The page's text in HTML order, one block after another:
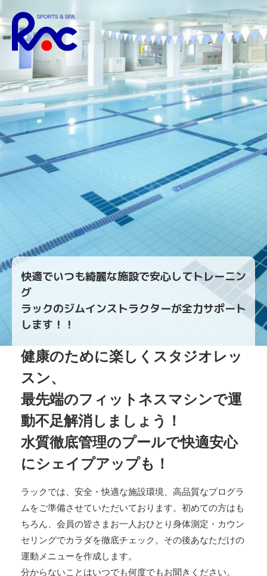
快適でいつも綺麗な施設で安心してトレーニン
グ
ラックのジムインストラクターが全力サポート
します！！
健康のために楽しくスタジオレッ
スン、
最先端のフィットネスマシンで運
動不足解消しましょう！
水質徹底管理のプールで快適安心
にシェイプアップも！
ラックでは、安全・快適な施設環境、高品質なプログラ
ムをご準備させていただいております。初めての方はも
ちろん、会員の皆さまお一人おひとり身体測定・カウン
セリングでカラダを徹底チェック。その後あなただけの
運動メニューを作成します。
分からないことはいつでも何度でもお聞きください。